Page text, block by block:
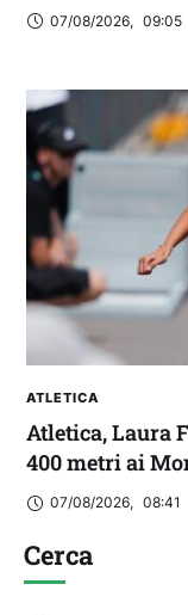
07/08/2026, 09:05
ATLETICA
Atletica, Laura
400 metri ai
07/08/2026, 08:41
Cerca